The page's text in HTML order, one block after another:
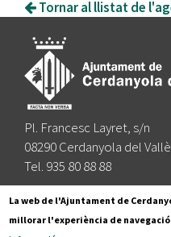
Tornar al llistat de
Pl. Francesc Layret, s/n
08290 Cerdanyola del
Tel. 935 80 88 88
Segueix-nos a:
La web de l'Ajuntament de
millorar l'experiència de navegació